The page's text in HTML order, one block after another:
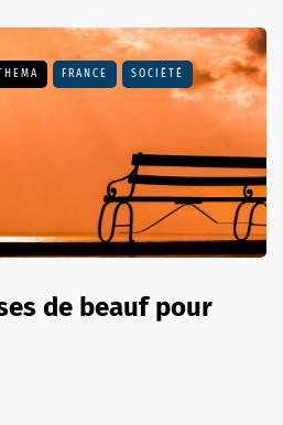
FRANCE SOCIÉTÉ
de beauf pour